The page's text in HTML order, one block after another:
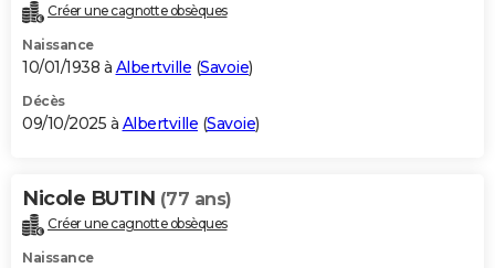
Créer une cagnotte obsèques
Naissance
10/01/1938 à Albertville (Savoie)
Décès
09/10/2025 à Albertville (Savoie)
Nicole BUTIN (77 ans)
Créer une cagnotte obsèques
Naissance